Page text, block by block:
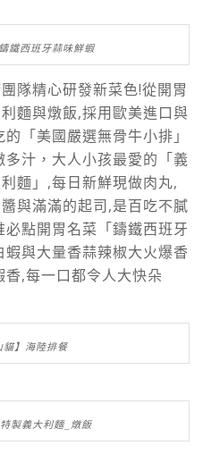
鐵西班牙蒜味鮮蝦
隊精心研發新菜色!從開胃
麵與燉飯,採用歐美進口與
「美國嚴選無骨牛小排」
汁，大人小孩最愛的「義
麵」,每日新鮮現做肉丸,
與滿滿的起司,是百吃不膩
點開胃名菜「鑄鐵西班牙
與大量香蒜辣椒大火爆香
,每一口都令人大快朵
貓】海陸排餐
特製義大利麵_燉飯